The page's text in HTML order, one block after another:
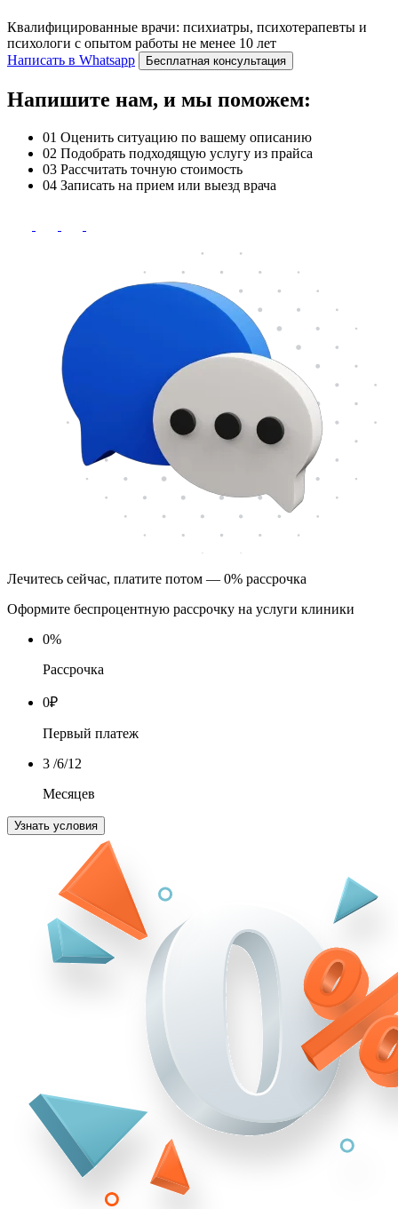
Квалифицированные врачи: психиатры, психотерапевты и
психологи с опытом работы не менее 10 лет
Написать в Whatsapp
Бесплатная консультация
Напишите нам, и мы поможем:
01 Оценить ситуацию по вашему описанию
02 Подобрать подходящую услугу из прайса
03 Рассчитать точную стоимость
04 Записать на прием или выезд врача
Лечитесь сейчас, платите потом — 0% рассрочка
Оформите беспроцентную рассрочку на услуги клиники
0%
Рассрочка
0₽
Первый платеж
3 /6/12
Месяцев
Узнать условия